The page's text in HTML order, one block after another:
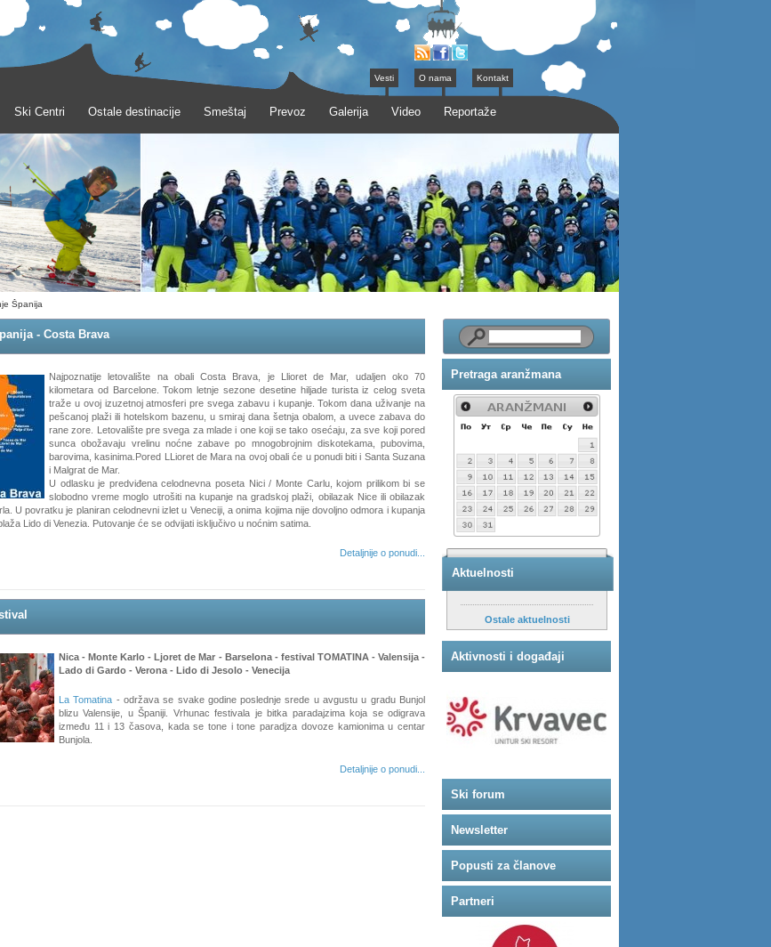
Vesti O nama Kontakt
Ski Centri Ostale destinacije Smeštaj Prevoz Galerija Video Reportaže
Španija
- Costa Brava
Najpoznatije letovalište na obali Costa Brava, je Llioret de Mar, udaljen oko 70
kilometara od Barcelone. Tokom letnje sezone desetine hiljade turista iz celog sveta
traže u ovoj izuzetnoj atmosferi pre svega zabavu i kupanje. Tokom dana uživanje na
pešcanoj plaži ili hotelskom bazenu, u smiraj dana šetnja obalom, a uvece zabava do
rane zore. Letovalište pre svega za mlade i one koji se tako osećaju, za sve koji pored
sunca obožavaju vrelinu noćne zabave po mnogobrojnim diskotekama, pubovima,
barovima, kasinima.Pored LLioret de Mara na ovoj obali će u ponudi biti i Santa Suzana
i Malgrat de Mar.
U odlasku je predviđena celodnevna poseta Nici / Monte Carlu, kojom prilikom bi se
slobodno vreme moglo utrošiti na kupanje na gradskoj plaži, obilazak Nice ili obilazak
U povratku je planiran celodnevni izlet u Veneciji, a onima kojima nije dovoljno odmora i kupanja
Lido di Venezia. Putovanje će se odvijati isključivo u noćnim satima.
Detaljnije o ponudi...
Nica - Monte Karlo - Ljoret de Mar - Barselona - festival TOMATINA - Valensija -
Lado di Gardo - Verona - Lido di Jesolo - Venecija
La Tomatina - održava se svake godine poslednje srede u avgustu u gradu Bunjol
blizu Valensije, u Španiji. Vrhunac festivala je bitka paradajzima koja se odigrava
između 11 i 13 časova, kada se tone i tone paradjza dovoze kamionima u centar
Bunjola.
Detaljnije o ponudi...
Pretraga aranžmana
Aktuelnosti
Ostale aktuelnosti
Aktivnosti i događaji
Ski forum
Newsletter
Popusti za članove
Partneri